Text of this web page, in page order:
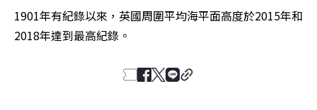
1901年有紀錄以來，英國周圍平均海平面高度於2015年和
2018年達到最高紀錄。